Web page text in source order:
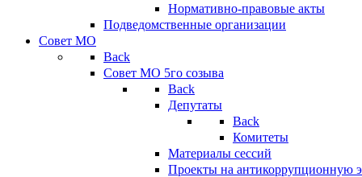
Нормативно-правовые акты
Подведомственные организации
Совет МО
Back
Совет МО 5го созыва
Back
Депутаты
Back
Комитеты
Материалы сессий
Проекты на антикоррупционную